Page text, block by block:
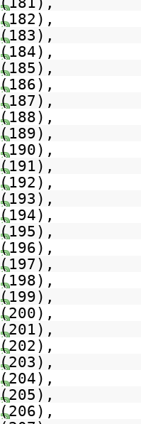
(182),
(183),
(184),
(185),
(186),
(187),
(188),
(189),
(190),
(191),
(192),
(193),
(194),
(195),
(196),
(197),
(198),
(199),
(200),
(201),
(202),
(203),
(204),
(205),
(206),